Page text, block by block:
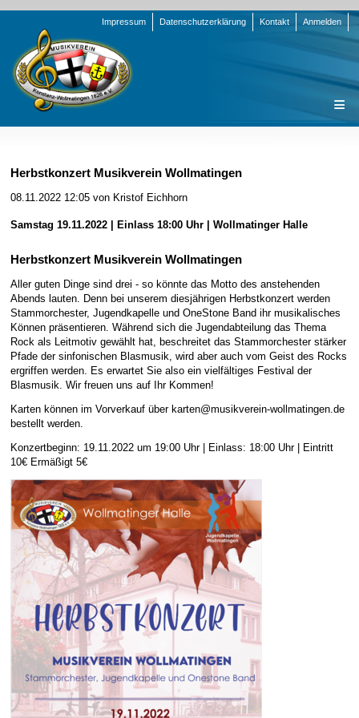
Navigation
Impressum Datenschutzerklärung Kontakt Anmelden
Verein
Vorstand
Team Jugend
Formulare
Orchester
Stammorchester
Nachrichten
Jugendkapelle
Interne Infos
Newsletter
E-Mail Strato
Jahr 2000 - 2004
Jahr 2005 - 2009
Jahr 2010 - 2014
Jahr 2015 - 2019
Geschichte
Bilder
Stammorchester
Jugendausbildung
Chronik
Vorstände
Sponsoren
Herbstkonzert Musikverein Wollmatingen
08.11.2022 12:05 von Kristof Eichhorn
Samstag 19.11.2022 | Einlass 18:00 Uhr | Wollmatinger Halle
Herbstkonzert Musikverein Wollmatingen
Aller guten Dinge sind drei - so könnte das Motto des anstehenden
Abends lauten. Denn bei unserem diesjährigen Herbstkonzert werden
Stammorchester, Jugendkapelle und OneStone Band ihr musikalisches
Können präsentieren. Während sich die Jugendabteilung das Thema
Rock als Leitmotiv gewählt hat, beschreitet das Stammorchester stärker
Pfade der sinfonischen Blasmusik, wird aber auch vom Geist des Rocks
ergriffen werden. Es erwartet Sie also ein vielfältiges Festival der
Blasmusik. Wir freuen uns auf Ihr Kommen!
Karten können im Vorverkauf über karten@musikverein-wollmatingen.de
bestellt werden.
Konzertbeginn: 19.11.2022 um 19:00 Uhr | Einlass: 18:00 Uhr | Eintritt
10€ Ermäßigt 5€